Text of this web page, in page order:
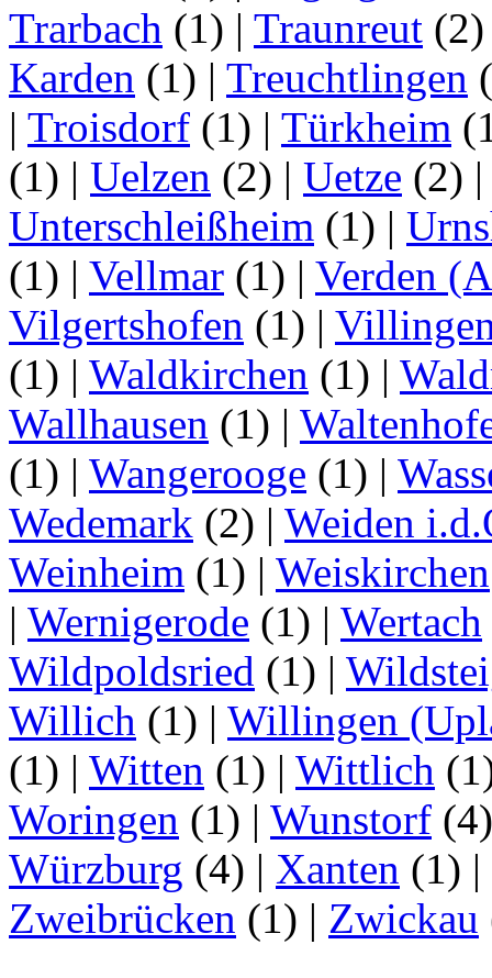
Trarbach (1) | Traunreut
Karden (1) | Treuchtlingen
| Troisdorf (1) | Türkheim
(1) | Uelzen (2) | Uetze (2)
Unterschleißheim (1) |
(1) | Vellmar (1) | Verden
Vilgertshofen (1) |
(1) | Waldkirchen (1) |
Wallhausen (1) |
(1) | Wangerooge (1) |
Wedemark (2) | Weiden
Weinheim (1) | Weiskirchen
| Wernigerode (1) | Wertach
Wildpoldsried (1) |
Willich (1) | Willingen
(1) | Witten (1) | Wittlich
Woringen (1) | Wunstorf
Würzburg (4) | Xanten (1) |
Zweibrücken (1) | Zwickau